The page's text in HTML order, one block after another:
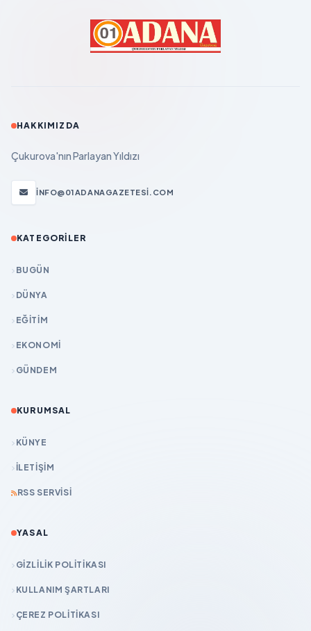
HAKKIMIZDA
Çukurova'nın Parlayan Yıldızı
INFO@01ADANAGAZETESI.COM
KATEGORILER
BUGÜN
DÜNYA
EĞİTİM
EKONOMİ
GÜNDEM
KURUMSAL
KÜNYE
İLETIŞIM
RSS SERVISI
YASAL
GIZLILIK POLITIKASI
KULLANIM ŞARTLARI
ÇEREZ POLITIKASI